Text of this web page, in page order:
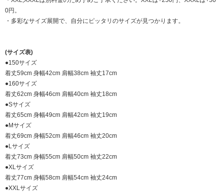
0円。
・多彩なサイズ展開で、自分にピッタリのサイズが見つかります。
(サイズ表)
●150サイズ
着丈59cm 身幅42cm 肩幅38cm 袖丈17cm
●160サイズ
着丈62cm 身幅46cm 肩幅40cm 袖丈18cm
●Sサイズ
着丈65cm 身幅49cm 肩幅42cm 袖丈19cm
●Mサイズ
着丈69cm 身幅52cm 肩幅46cm 袖丈20cm
●Lサイズ
着丈73cm 身幅55cm 肩幅50cm 袖丈22cm
●XLサイズ
着丈77cm 身幅58cm 肩幅54cm 袖丈24cm
●XXLサイズ